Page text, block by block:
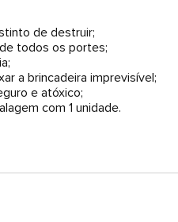
de destruir;
todos os portes;
a brincadeira imprevisível;
e atóxico;
com 1 unidade.